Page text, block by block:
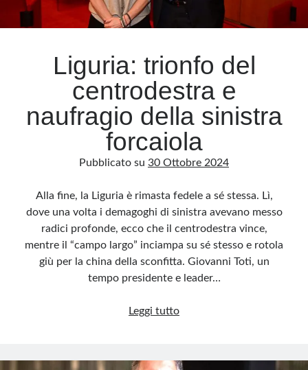
Liguria: trionfo del
centrodestra e
naufragio della sinistra
forcaiola
Pubblicato su 30 Ottobre 2024
Alla fine, la Liguria è rimasta fedele a sé stessa. Lì,
dove una volta i demagoghi di sinistra avevano messo
radici profonde, ecco che il centrodestra vince,
mentre il “campo largo” inciampa su sé stesso e rotola
giù per la china della sconfitta. Giovanni Toti, un
tempo presidente e leader…
Leggi tuttoLiguria:
centrodestra